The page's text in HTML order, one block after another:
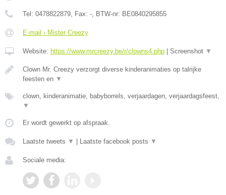
Tel: 0478822879, Fax: -, BTW-nr: BE0840295855
E-mail › Mister Creezy
Website: https://www.mrcreezy.be/r/clowns4.php Screenshot ▼
Clown Mr. Creezy verzorgt diverse kinderanimaties op talrijke
feesten en ▼
clown, kinderanimatie, babyborrels, verjaardagen, verjaardagsfeest,
▼
Er wordt gewerkt op afspraak.
Laatste tweets ▼ Laatste facebook posts ▼
Sociale media: